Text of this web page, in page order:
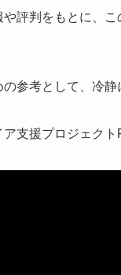
評判をもとに、
参考として、冷静
支援プロジェク